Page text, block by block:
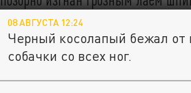
08 АВГУСТА 12:24
Черный косолапый бежал от
собачки со всех ног.